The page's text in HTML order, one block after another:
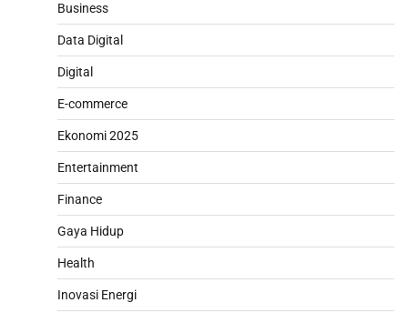
Business
Data Digital
Digital
E-commerce
Ekonomi 2025
Entertainment
Finance
Gaya Hidup
Health
Inovasi Energi